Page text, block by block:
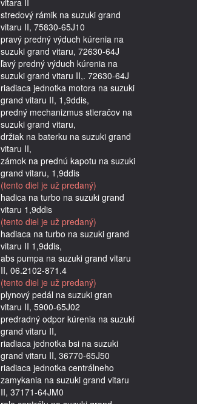
vitara II
stredový rámik na suzuki grand
vitaru II, 75830-65J10
pravý predný výduch kúrenia na
suzuki grand vitaru, 72630-64J
ľavý predný výduch kúrenia na
suzuki grand vitaru II,. 72630-64J
riadiaca jednotka motora na suzuki
grand vitaru II, 1,9ddis,
predný mechanizmus stieračov na
suzuki grand vitaru,
držiak na baterku na suzuki grand
vitaru II,
zámok na prednú kapotu na suzuki
grand vitaru, 1,9ddis
(tento diel je už predaný)
hadica na turbo na suzuki grand
vitaru 1,9ddis
(tento diel je už predaný)
hadiaca na turbo na suzuki grand
vitaru II 1,9ddis,
abs pumpa na suzuki grand vitaru
II, 06.2102-871.4
(tento diel je už predaný)
plynový pedál na suzuki gran
vitaru II, 5900-65J02
predradný odpor kúrenia na suzuki
grand vitaru II,
riadiaca jednotka bsi na suzuki
grand vitaru II, 36770-65J50
riadiaca jednotka centrálneho
zamykania na suzuki grand vitaru
II, 37171-64JM0